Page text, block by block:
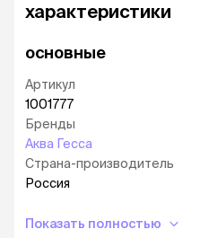
характеристики
основные
Артикул
1001777
Бренды
Аква Гесса
Страна-производитель
Россия
Показать полностью